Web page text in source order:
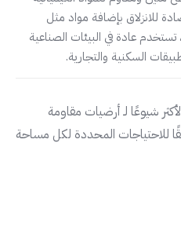
للانزلاق بإضافة مواد مثل
تستخدم عادة في البيئات الصناعية
السكنية والتجارية.
شيوعًا لـ أرضيات مقاومة
للاحتياجات المحددة لكل مساحة